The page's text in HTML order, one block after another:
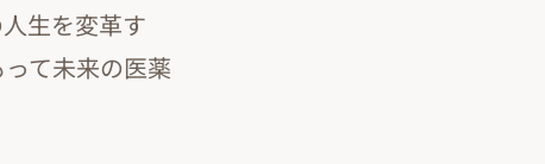
生を変革す
て未来の医薬